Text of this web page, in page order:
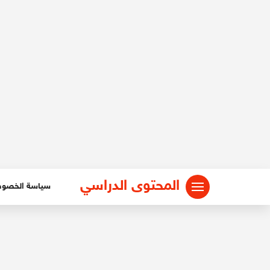
المحتوى الدراسي سياسة